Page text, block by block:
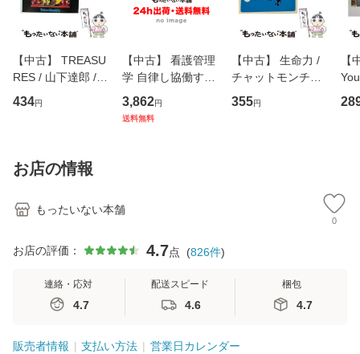
【中古】 TREASU
RES / 山下達郎 /
イーストウエス
ト・ジャパン [CD]
434円
【中古】 看護管理
学 自律し協働する
専門職の看護マネ
ジメントスキル 改
3,862円
送料無料
【中古】 生命力 /
チャットモンチー /
キューンレコード
[CD]【メール便送
355円
【
のが
お店の情報
もったいない本舗
0
お店の評価： 4.7点 (826件)
連絡・応対
4.7
配送スピード
4.6
梱包
4.7
販売者情報 支払い方法 営業日カレンダー